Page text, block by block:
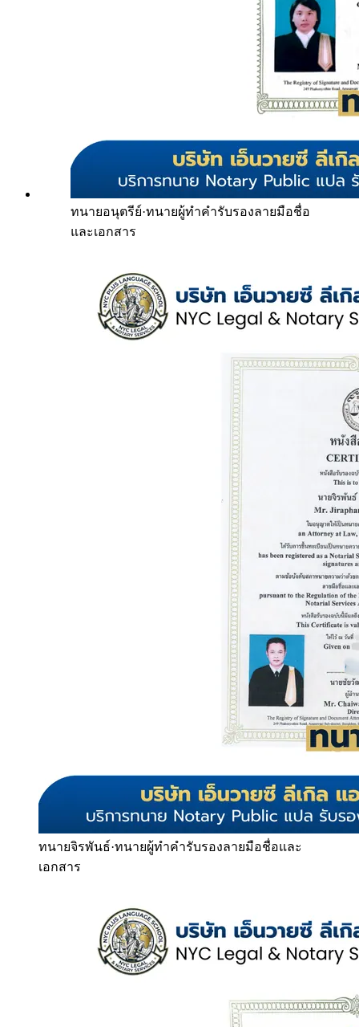
ทนายอนุตรีย์·ทนายผู้ทำคำรับรองลายมือชื่อ
และเอกสาร
ทนายจิรพันธ์·ทนายผู้ทำคำรับรองลายมือชื่อและ
เอกสาร